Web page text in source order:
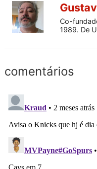
Co-
1989. De
comentários